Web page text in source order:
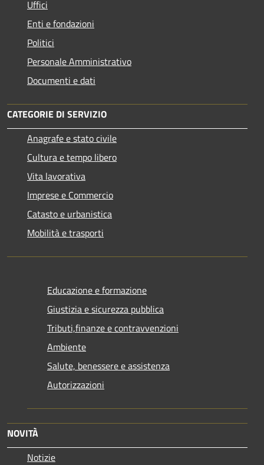
Uffici
Enti e fondazioni
Politici
Personale Amministrativo
Documenti e dati
CATEGORIE DI SERVIZIO
Anagrafe e stato civile
Cultura e tempo libero
Vita lavorativa
Imprese e Commercio
Catasto e urbanistica
Mobilità e trasporti
Educazione e formazione
Giustizia e sicurezza pubblica
Tributi,finanze e contravvenzioni
Ambiente
Salute, benessere e assistenza
Autorizzazioni
NOVITÀ
Notizie